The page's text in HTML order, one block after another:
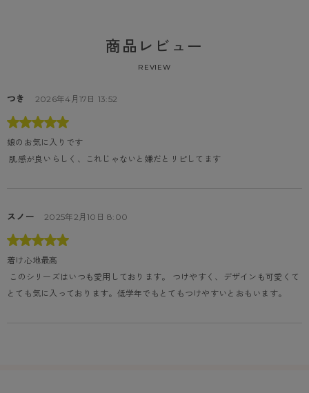
商品レビュー
REVIEW
つき 2026年4月17日 13:52
娘のお気に入りです
肌感が良いらしく、これじゃないと嫌だとリピしてます
スノー 2025年2月10日 8:00
着け心地最高
とても気に入っております。低学年でもとてもつけやすいとおもいます。